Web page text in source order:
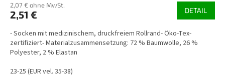
2,07 € ohne MwSt.
2,51 € DETAIL
- Socken mit medizinischem, druckfreiem Rollrand- Öko-Tex-
zertifiziert- Materialzusammensetzung: 72 % Baumwolle, 26 %
Polyester, 2 % Elastan
23-25 (EUR vel. 35-38)